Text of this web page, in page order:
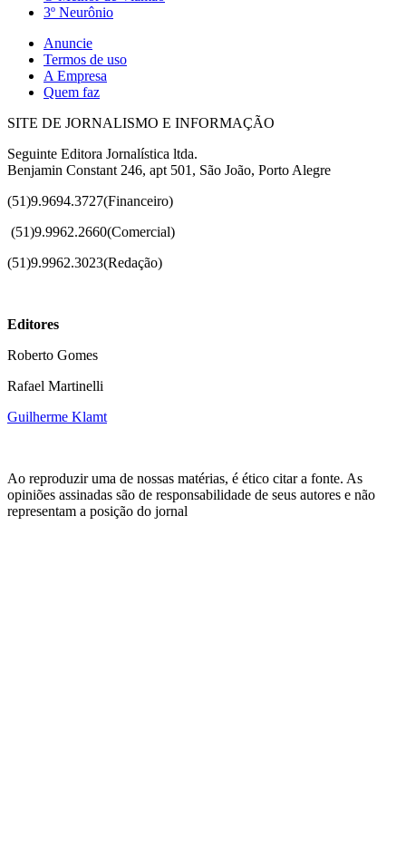
3º Neurônio
Anuncie
Termos de uso
A Empresa
Quem faz
SITE DE JORNALISMO E INFORMAÇÃO
Seguinte Editora Jornalística ltda.
Benjamin Constant 246, apt 501, São João, Porto Alegre
(51)9.9694.3727(Financeiro)
(51)9.9962.2660(Comercial)
(51)9.9962.3023(Redação)
Editores
Roberto Gomes
Rafael Martinelli
Guilherme Klamt
Ao reproduzir uma de nossas matérias, é ético citar a fonte. As
opiniões assinadas são de responsabilidade de seus autores e não
representam a posição do jornal